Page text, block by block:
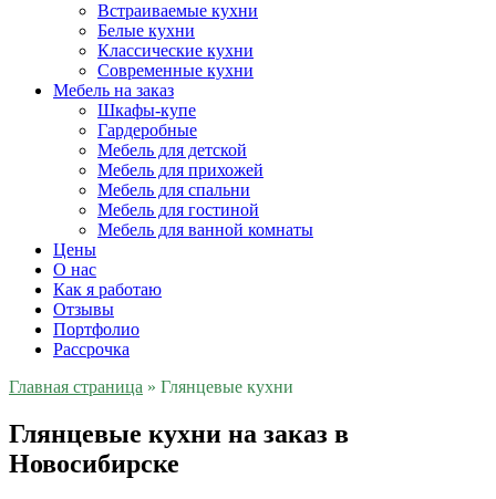
Встраиваемые кухни
Белые кухни
Классические кухни
Современные кухни
Мебель на заказ
Шкафы-купе
Гардеробные
Мебель для детской
Мебель для прихожей
Мебель для спальни
Мебель для гостиной
Мебель для ванной комнаты
Цены
О нас
Как я работаю
Отзывы
Портфолио
Рассрочка
Главная страница » Глянцевые кухни
Глянцевые кухни на заказ в
Новосибирске